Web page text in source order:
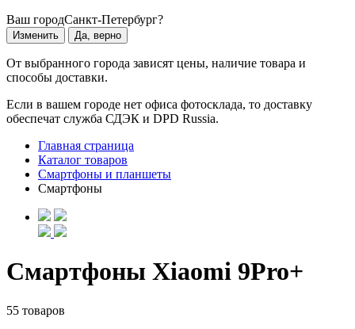
Ваш городСанкт-Петербург?
Изменить Да, верно
От выбранного города зависят цены, наличие товара и
способы доставки.
Если в вашем городе нет офиса фотосклада, то доставку
обеспечат служба СДЭК и DPD Russia.
Главная страница
Каталог товаров
Смартфоны и планшеты
Смартфоны
Смартфоны Xiaomi 9Pro+
55 товаров